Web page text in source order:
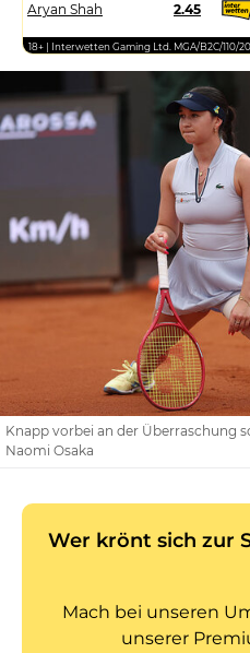
Aryan Shah 2.45
18+ | Interwetten Gaming Ltd. MGA/B2C/110/
Knapp vorbei an der Überraschung
Naomi Osaka